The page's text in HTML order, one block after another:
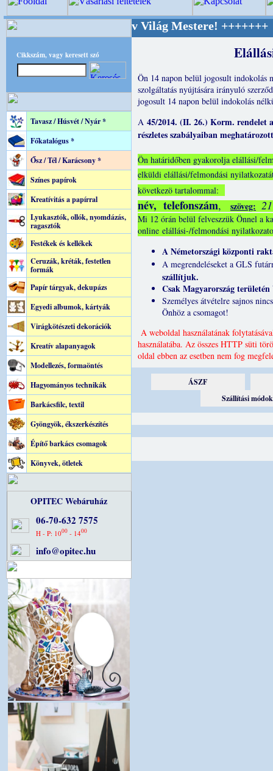
Cikkszám, vagy keresett szó
Tavasz / Húsvét / Nyár *
Főkatalógus *
Ősz / Tél / Karácsony *
Színes papírok
Kreatívitás a papírral
Lyukasztók, ollók, nyomdázás,
ragasztók
Festékek és kellékek
Ceruzák, kréták, festetlen
formák
Papír tárgyak, dekupázs
Egyedi albumok, kártyák
Virágkötészeti dekorációk
Kreatív alapanyagok
Modellezés, formaöntés
Hagyományos technikák
Barkácsfilc, textil
Gyöngyök, ékszerkészítés
Építő barkács csomagok
Könyvek, ötletek
OPITEC Webáruház
06-70-632 7575
H - P: 1000- 1400
info@opitec.hu
- A Kreatív Világ Mestere! +++++++
Ön 14 napon belül jogosult indokolás
szolgáltatás nyújtására irányuló
jogosult 14 napon belül indokolás
A 45/2014. (II. 26.) Korm. rendelet
részletes szabályaiban
Ön határidőben gyakorolja elállási/
elküldi elállási/felmondási
következö tartalommal:
név, telefonszám, szöveg:
Mi 12 órán belül felveszzük Önnel a
online elállási-/felmondási
A Németországi központi
A megrendeléseket a GLS
szállítjuk.
Csak Magyarország
Személyes átvételre sajnos
Önhöz a csomagot!
A weboldal használatának
használatába. Az összes HTTP süti
oldal ebben az esetben nem fog